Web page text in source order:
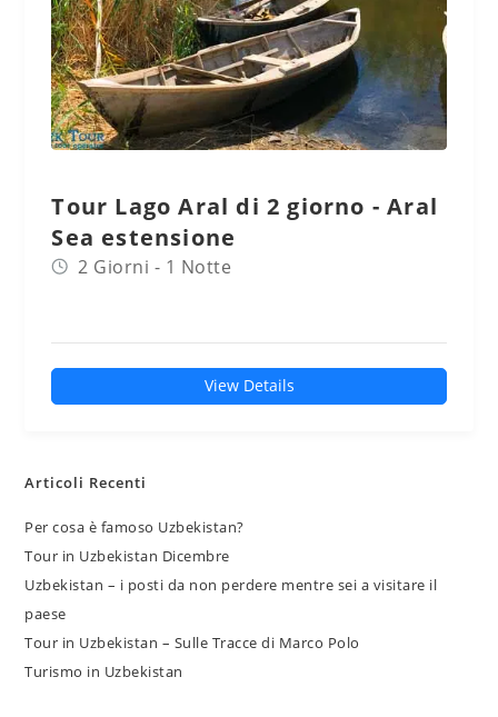
Tour Lago Aral di 2 giorno - Aral
Sea estensione
2 Giorni - 1 Notte
View Details
Articoli Recenti
Per cosa è famoso Uzbekistan?
Tour in Uzbekistan Dicembre
Uzbekistan – i posti da non perdere mentre sei a visitare il
paese
Tour in Uzbekistan – Sulle Tracce di Marco Polo
Turismo in Uzbekistan